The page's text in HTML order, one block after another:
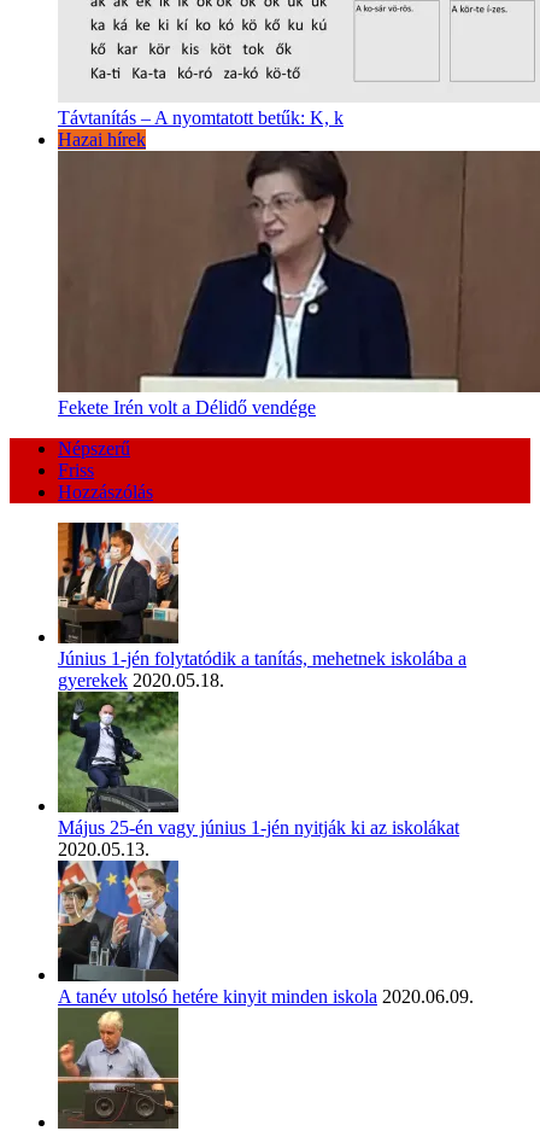
Távtanítás – A nyomtatott betűk: K, k
Hazai hírek
Fekete Irén volt a Délidő vendége
Népszerű
Friss
Hozzászólás
Június 1-jén folytatódik a tanítás, mehetnek iskolába a
gyerekek 2020.05.18.
Május 25-én vagy június 1-jén nyitják ki az iskolákat
2020.05.13.
A tanév utolsó hetére kinyit minden iskola 2020.06.09.